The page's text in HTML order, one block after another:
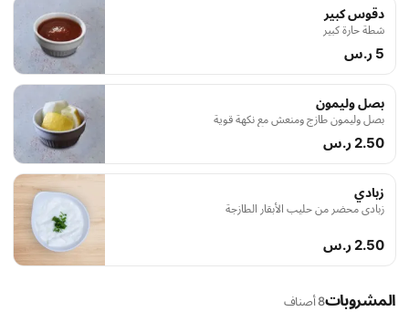
دقوس كبير
شطة حارة كبير
5 ر.س
بصل وليمون
بصل وليمون طازج ومنعش مع نكهة قوية
2.50 ر.س
زبادي
زبادي محضر من حليب الأبقار الطازجة
2.50 ر.س
المشروبات8 أصناف